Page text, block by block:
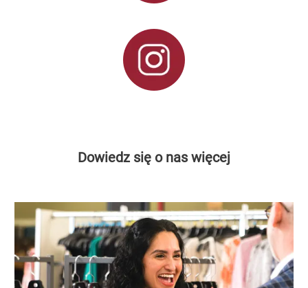
Dowiedz się o nas więcej